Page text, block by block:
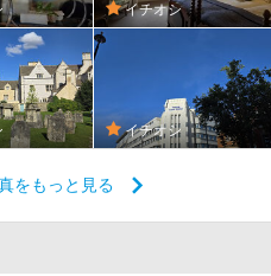
イチオシ
イチオシ
をもっと見る